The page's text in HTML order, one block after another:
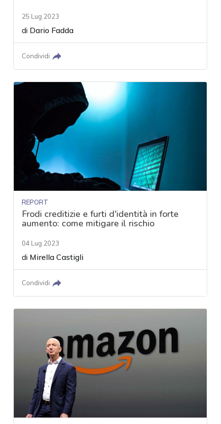
25 Lug 2023
di Dario Fadda
Condividi
REPORT
Frodi creditizie e furti d'identità in forte
aumento: come mitigare il rischio
04 Lug 2023
di Mirella Castigli
Condividi